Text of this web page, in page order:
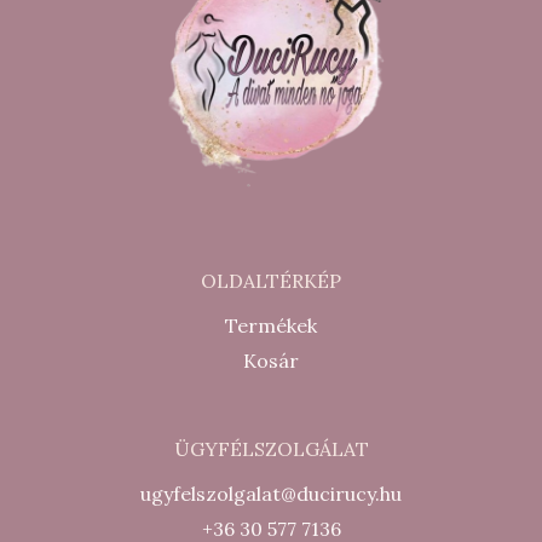
OLDALTÉRKÉP
Termékek
Kosár
ÜGYFÉLSZOLGÁLAT
ugyfelszolgalat@ducirucy.hu
+36 30 577 7136